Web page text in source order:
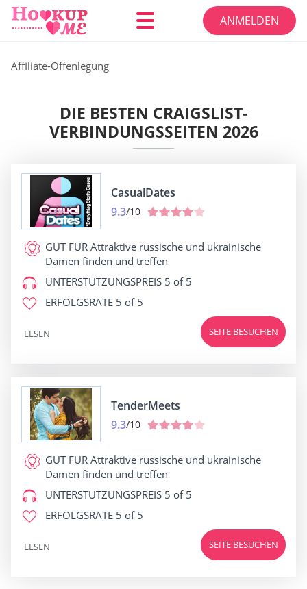
ANMELDEN
Affiliate-Offenlegung
DIE BESTEN CRAIGSLIST-
VERBINDUNGSSEITEN 2026
CasualDates
9.3/10
GUT FÜR Attraktive russische und ukrainische
Damen finden und treffen
UNTERSTÜTZUNGSPREIS 5 of 5
ERFOLGSRATE 5 of 5
SEITE BESUCHEN
LESEN
TenderMeets
9.3/10
GUT FÜR Attraktive russische und ukrainische
Damen finden und treffen
UNTERSTÜTZUNGSPREIS 5 of 5
ERFOLGSRATE 5 of 5
SEITE BESUCHEN
LESEN